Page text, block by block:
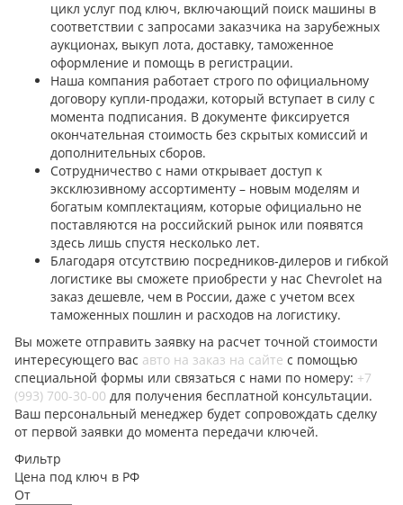
цикл услуг под ключ, включающий поиск машины в
соответствии с запросами заказчика на зарубежных
аукционах, выкуп лота, доставку, таможенное
оформление и помощь в регистрации.
Наша компания работает строго по официальному
договору купли-продажи, который вступает в силу с
момента подписания. В документе фиксируется
окончательная стоимость без скрытых комиссий и
дополнительных сборов.
Сотрудничество с нами открывает доступ к
эксклюзивному ассортименту – новым моделям и
богатым комплектациям, которые официально не
поставляются на российский рынок или появятся
здесь лишь спустя несколько лет.
Благодаря отсутствию посредников-дилеров и гибкой
логистике вы сможете приобрести у нас Chevrolet на
заказ дешевле, чем в России, даже с учетом всех
таможенных пошлин и расходов на логистику.
Вы можете отправить заявку на расчет точной стоимости
интересующего вас авто на заказ на сайте с помощью
специальной формы или связаться с нами по номеру: +7
(993) 700-30-00 для получения бесплатной консультации.
Ваш персональный менеджер будет сопровождать сделку
от первой заявки до момента передачи ключей.
Фильтр
Цена под ключ в РФ
От